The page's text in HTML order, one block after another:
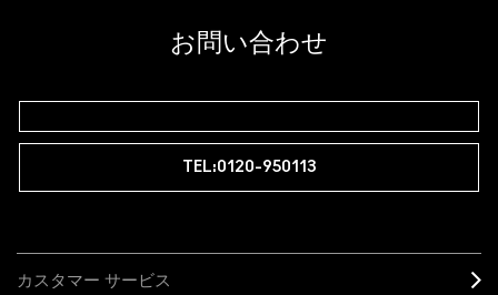
登録後の初回購入時に10%OFF
お問い合わせ
TEL:0120-950113
カスタマー サービス